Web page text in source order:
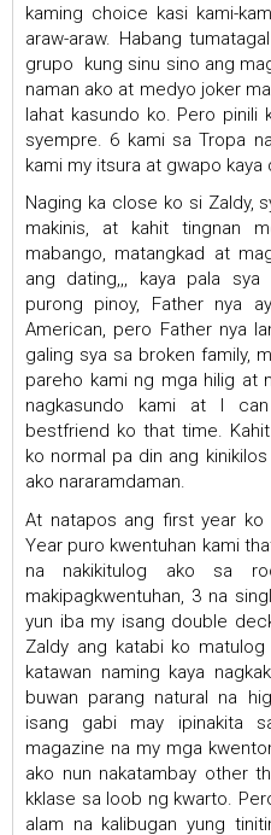
kaming choice kasi kami-
araw-araw. Habang
grupo kung sinu sino ang
naman ako at medyo joker
lahat kasundo ko. Pero pinili
syempre. 6 kami sa Tropa
kami my itsura at gwapo kaya
Naging ka close ko si Zaldy,
makinis, at kahit tingnan
mabango, matangkad at
ang dating,,, kaya pala
purong pinoy, Father nya
American, pero Father nya
galing sya sa broken family,
pareho kami ng mga hilig at
nagkasundo kami at I
bestfriend ko that time.
ko normal pa din ang
ako nararamdaman.
At natapos ang first year ko
Year puro kwentuhan kami
na nakikitulog ako sa
makipagkwentuhan, 3 na
yun iba my isang double
Zaldy ang katabi ko
katawan naming kaya
buwan parang natural na
isang gabi may ipinakita
magazine na my mga
ako nun nakatambay other
kklase sa loob ng kwarto.
alam na kalibugan yung